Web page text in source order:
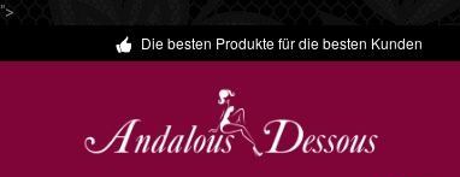
">
Hauptinhalt springen
Zur Suche springen
Zur Hauptnavigation springen
Die besten Produkte für die besten Kunden